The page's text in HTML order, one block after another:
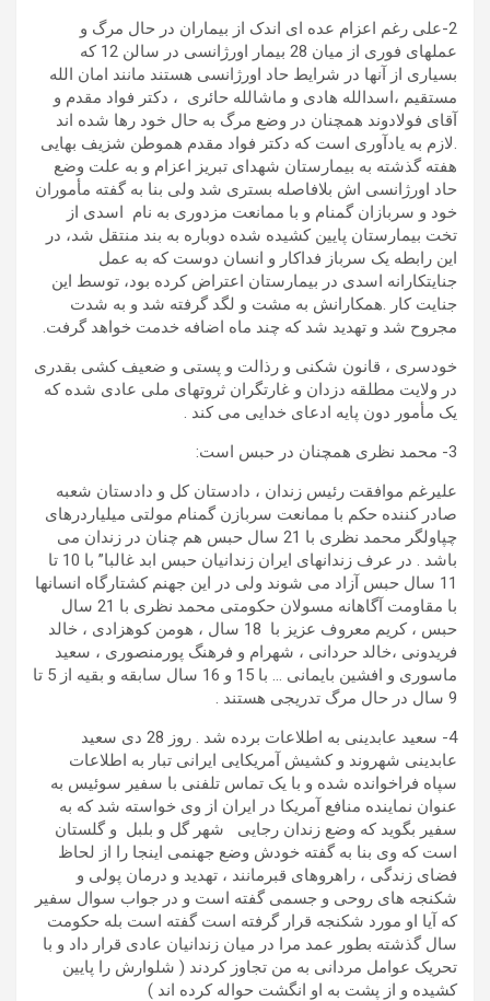
2-علی رغم اعزام عده ای اندک از بیماران در حال مرگ و
عملهای فوری از میان 28 بیمار اورژانسی در سالن 12 که
بسیاری از آنها در شرایط حاد اورژانسی هستند مانند امان الله
مستقیم ،اسدالله هادی و ماشالله حائری ، دکتر فواد مقدم و
آقای فولادوند همچنان در وضع مرگ به حال خود رها شده اند
.لازم به یادآوری است که دکتر فواد مقدم هموطن شزیف بهایی
هفته گذشته به بیمارستان شهدای تبریز اعزام و به علت وضع
حاد اورژانسی اش بلافاصله بستری شد ولی بنا به گفته مأموران
خود و سربازان گمنام و با ممانعت مزدوری به نام اسدی از
تخت بیمارستان پایین کشیده شده دوباره به بند منتقل شد، در
این رابطه یک سرباز فداکار و انسان دوست که به عمل
جنایتکارانه اسدی در بیمارستان اعتراض کرده بود، توسط این
جنایت کار .همکارانش به مشت و لگد گرفته شد و به شدت
مجروح شد و تهدید شد که چند ماه اضافه خدمت خواهد گرفت.
خودسری ، قانون شکنی و رذالت و پستی و ضعیف کشی بقدری
در ولایت مطلقه دزدان و غارتگران ثروتهای ملی عادی شده که
یک مأمور دون پایه ادعای خدایی می کند .
3- محمد نظری همچنان در حبس است:
علیرغم موافقت رئیس زندان ، دادستان کل و دادستان شعبه
صادر کننده حکم با ممانعت سربازن گمنام مولتی میلیاردرهای
چپاولگر محمد نظری با 21 سال حبس هم چنان در زندان می
باشد . در عرف زندانهای ایران زندانیان حبس ابد غالبا” با 10 تا
11 سال حبس آزاد می شوند ولی در این جهنم کشتارگاه انسانها
با مقاومت آگاهانه مسولان حکومتی محمد نظری با 21 سال
حبس ، کریم معروف عزیز با 18 سال ، هومن کوهزادی ، خالد
فریدونی ،خالد حردانی ، شهرام و فرهنگ پورمنصوری ، سعید
ماسوری و افشین بایمانی … با 15 و 16 سال سابقه و بقیه از 5 تا
9 سال در حال مرگ تدریجی هستند .
4- سعید عابدینی به اطلاعات برده شد . روز 28 دی سعید
عابدینی شهروند و کشیش آمریکایی ایرانی تبار به اطلاعات
سپاه فراخوانده شده و با یک تماس تلفنی با سفیر سوئیس به
عنوان نماینده منافع آمریکا در ایران از وی خواسته شد که به
سفیر بگوید که وضع زندان رجایی شهر گل و بلبل و گلستان
است که وی بنا به گفته خودش وضع جهنمی اینجا را از لحاظ
فضای زندگی ، راهروهای قبرمانند ، تهدید و درمان پولی و
شکنجه های روحی و جسمی گفته است و در جواب سوال سفیر
که آیا او مورد شکنجه قرار گرفته است گفته است بله حکومت
سال گذشته بطور عمد مرا در میان زندانیان عادی قرار داد و با
تحریک عوامل مردانی به من تجاوز کردند ( شلوارش را پایین
کشیده و از پشت به او انگشت حواله کرده اند )